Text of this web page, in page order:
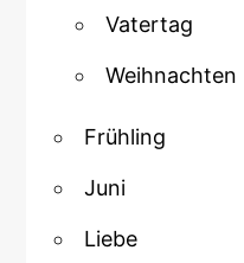
Vatertag
Weihnachten
Frühling
Juni
Liebe